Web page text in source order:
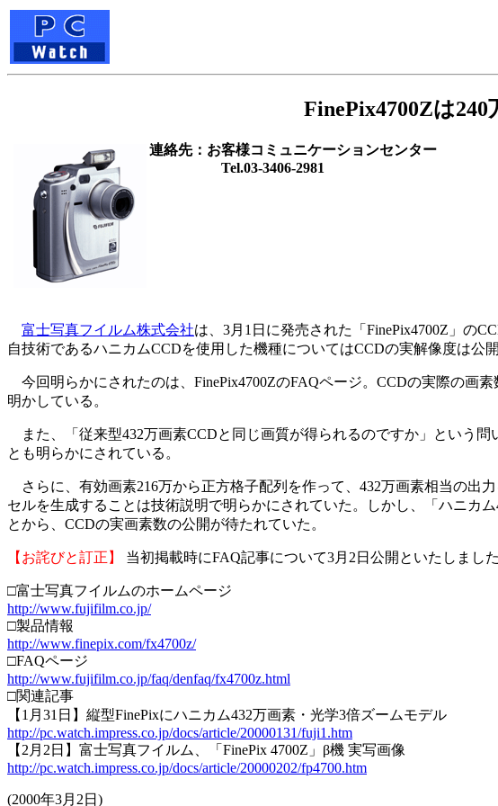
FinePix4700Zは
連絡先：お客様コミュニケーションセンター
Tel.03-3406-2981
富士写真フイルム株式会社は、3月1日に発売された「FinePix4700Z」の
自技術であるハニカムCCDを使用した機種についてはCCDの実解像度は公
今回明らかにされたのは、FinePix4700ZのFAQページ。CCDの実際の画
明かしている。
また、「従来型432万画素CCDと同じ画質が得られるのですか」という問
とも明らかにされている。
さらに、有効画素216万から正方格子配列を作って、432万画素相当の出
セルを生成することは技術説明で明らかにされていた。しかし、「ハニカ
とから、CCDの実画素数の公開が待たれていた。
【お詫びと訂正】 当初掲載時にFAQ記事について3月2日公開といたしまし
□富士写真フイルムのホームページ
http://www.fujifilm.co.jp/
□製品情報
http://www.finepix.com/fx4700z/
□FAQページ
http://www.fujifilm.co.jp/faq/denfaq/fx4700z.html
□関連記事
【1月31日】縦型FinePixにハニカム432万画素・光学3倍ズームモデル
http://pc.watch.impress.co.jp/docs/article/20000131/fuji1.htm
【2月2日】富士写真フイルム、「FinePix 4700Z」β機 実写画像
http://pc.watch.impress.co.jp/docs/article/20000202/fp4700.htm
(2000年3月2日)